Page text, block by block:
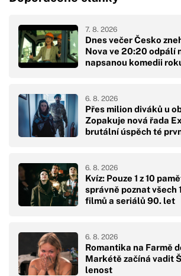
Dnes večer Česko
Nova ve 20:20 odpálí
napsanou komedii
7. 8. 2026
Přes milion diváků u
Zopakuje nová řada
brutální úspěch té
6. 8. 2026
Kvíz: Pouze 1 z 10
správně poznat všech
filmů a seriálů 90. let
6. 8. 2026
Romantika na Farmě
Markétě začíná vadit
lenost
6. 8. 2026